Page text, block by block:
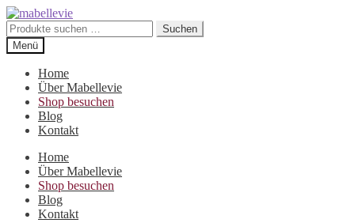
Zur
Navigation
springen
Zum
Inhalt
springen
Suchen
nach:
Suchen
Menü
Home
Über Mabellevie
Shop besuchen
Blog
Kontakt
Home
Über Mabellevie
Shop besuchen
Blog
Kontakt